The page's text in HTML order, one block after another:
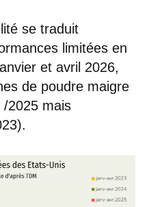
se traduit
limitées en
et avril 2026,
de poudre maigre
2025 mais